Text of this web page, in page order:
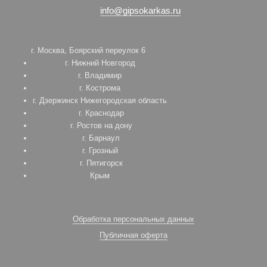
info@gipsokarkas.ru
г. Москва, Боярский переулок 6
г. Нижний Новгород
г. Владимир
г. Кострома
г. Дзержинск Нижегородская область
г. Краснодар
г. Ростов на дону
г. Барнаул
г. Грозный
г. Пятигорск
Крым
Обработка персональных данных
Публичная оферта